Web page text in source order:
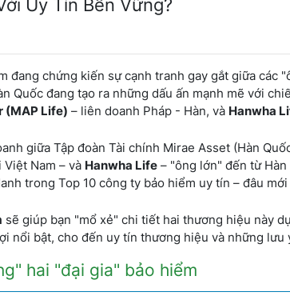
Uy Tín Bền Vững?
đang chứng kiến sự cạnh tranh gay gắt giữa các
Quốc đang tạo ra những dấu ấn mạnh mẽ với
(MAP Life) – liên doanh Pháp - Hàn, và Hanwha
giữa Tập đoàn Tài chính Mirae Asset (Hàn
Nam – và Hanwha Life – "ông lớn" đến từ
trong Top 10 công ty bảo hiểm uy tín – đâu
sẽ giúp bạn "mổ xẻ" chi tiết hai thương hiệu này
nổi bật, cho đến uy tín thương hiệu và những lưu
hai "đại gia" bảo hiểm